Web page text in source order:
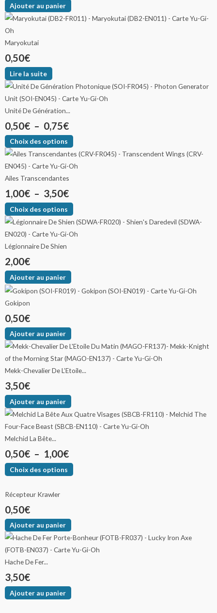
Ajouter au panier
Maryokutai
0,50€
Lire la suite
Unité De Génération...
0,50€ – 0,75€
Choix des options
Ailes Transcendantes
1,00€ – 3,50€
Choix des options
Légionnaire De Shien
2,00€
Ajouter au panier
Gokipon
0,50€
Ajouter au panier
Mekk-Chevalier De L’Etoile...
3,50€
Ajouter au panier
Melchid La Bête...
0,50€ – 1,00€
Choix des options
Récepteur Krawler
0,50€
Ajouter au panier
Hache De Fer...
3,50€
Ajouter au panier